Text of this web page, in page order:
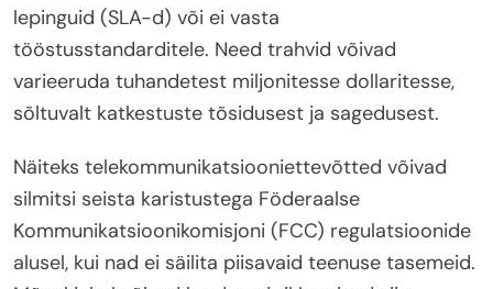
lepinguid (SLA-d) või ei vasta
tööstusstandarditele. Need trahvid võivad
varieeruda tuhandetest miljonitesse dollaritesse,
sõltuvalt katkestuste tõsidusest ja sagedusest.
Näiteks telekommunikatsiooniettevõtted võivad
silmitsi seista karistustega Föderaalse
Kommunikatsioonikomisjoni (FCC) regulatsioonide
alusel, kui nad ei säilita piisavaid teenuse tasemeid.